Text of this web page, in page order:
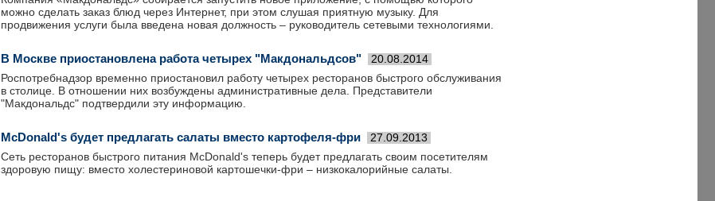
можно сделать заказ блюд через Интернет, при этом слушая приятную музыку. Для
продвижения услуги была введена новая должность – руководитель сетевыми технологиями.
В Москве приостановлена работа четырех "Макдональдсов" 20.08.2014
Роспотребнадзор временно приостановил работу четырех ресторанов быстрого обслуживания
в столице. В отношении них возбуждены административные дела. Представители
"Макдональдс" подтвердили эту информацию.
McDonald's будет предлагать салаты вместо картофеля-фри 27.09.2013
Сеть ресторанов быстрого питания McDonald's теперь будет предлагать своим посетителям
здоровую пищу: вместо холестериновой картошечки-фри – низкокалорийные салаты.